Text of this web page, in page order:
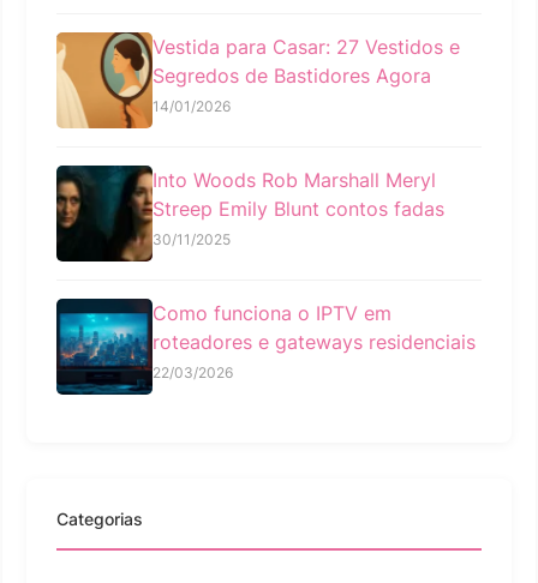
Vestida para Casar: 27 Vestidos e
Segredos de Bastidores Agora
14/01/2026
Into Woods Rob Marshall Meryl
Streep Emily Blunt contos fadas
30/11/2025
Como funciona o IPTV em
roteadores e gateways residenciais
22/03/2026
Categorias